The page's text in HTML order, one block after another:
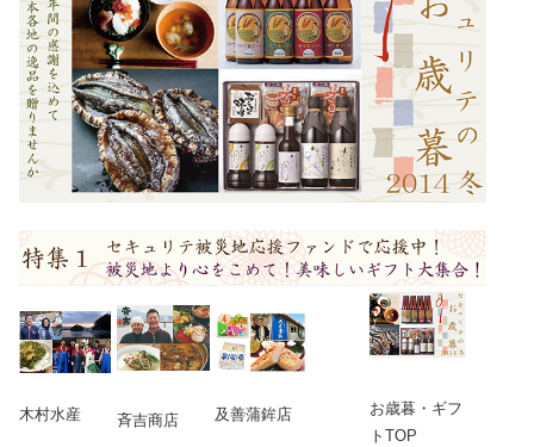
木村水産 斉吉商店 及善蒲鉾店
お歳暮・ギフ
トTOP